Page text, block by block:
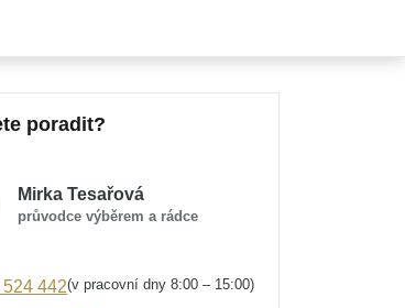
poradit?
Mirka Tesařová
průvodce výběrem a rádce
442(v pracovní dny 8:00 – 15:00)